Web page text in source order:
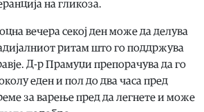
на гликоза.
вечера секој ден може да делува
ритам што го поддржува
Д-р Прамуџи препорачува да го
еден и пол до два часа пред
за варење пред да легнете и може